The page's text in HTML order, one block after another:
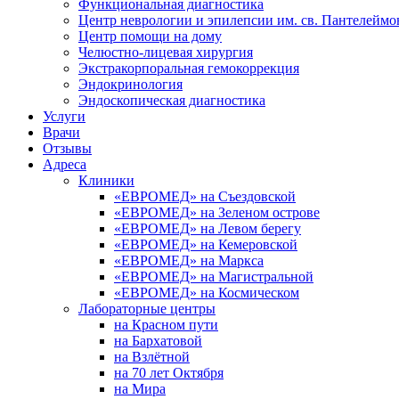
Функциональная диагностика
Центр неврологии и эпилепсии им. св.
Центр помощи на дому
Челюстно-лицевая хирургия
Экстракорпоральная гемокоррекция
Эндокринология
Эндоскопическая диагностика
Услуги
Врачи
Отзывы
Адреса
Клиники
«ЕВРОМЕД» на Съездовской
«ЕВРОМЕД» на Зеленом острове
«ЕВРОМЕД» на Левом берегу
«ЕВРОМЕД» на Кемеровской
«ЕВРОМЕД» на Маркса
«ЕВРОМЕД» на Магистральной
«ЕВРОМЕД» на Космическом
Лабораторные центры
на Красном пути
на Бархатовой
на Взлётной
на 70 лет Октября
на Мира